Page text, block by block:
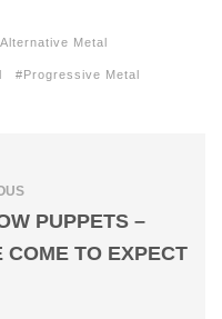
Metal
Progressive Metal
PUPPETS –
COME TO EXPECT